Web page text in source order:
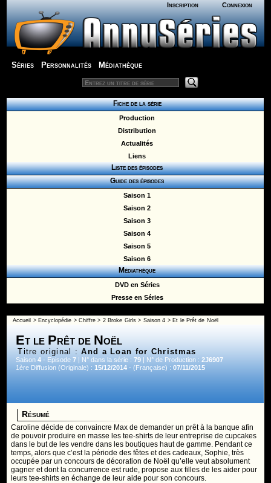
Inscription Connexion
Séries Personnalités Médiathèque
Fiche de la série
Production
Distribution
Actualités
Liens
Liste des épisodes
Guide des épisodes
Saison 1
Saison 2
Saison 3
Saison 4
Saison 5
Saison 6
Médiathèque
DVD en Séries
Presse en Séries
Accueil > Encyclopédie >Chiffre > 2 Broke Girls> Saison 4 > Et le Prêt de Noël
Et le Prêt de Noël
Titre original :And a Loan for Christmas
Saison4 - Episode7 | N° dans la série :79 | N° de Production :2J6907
1ère Diffusion (Originale) :15/12/2014 - (Française) :07/11/2015
Résumé
Caroline décide de convaincre Max de demander un prêt à la banque afin
de pouvoir produire en masse les tee-shirts de leur entreprise de cupcakes
dans le but de les vendre dans les boutiques haut de gamme. Pendant ce
temps, alors que c’est la période des fêtes et des cadeaux, Sophie, très
occupée par un concours de décoration de Noël qu’elle veut absolument
gagner et dont la concurrence est rude, propose aux filles de les aider pour
leurs tee-shirts en échange de leur aide pour son concours.